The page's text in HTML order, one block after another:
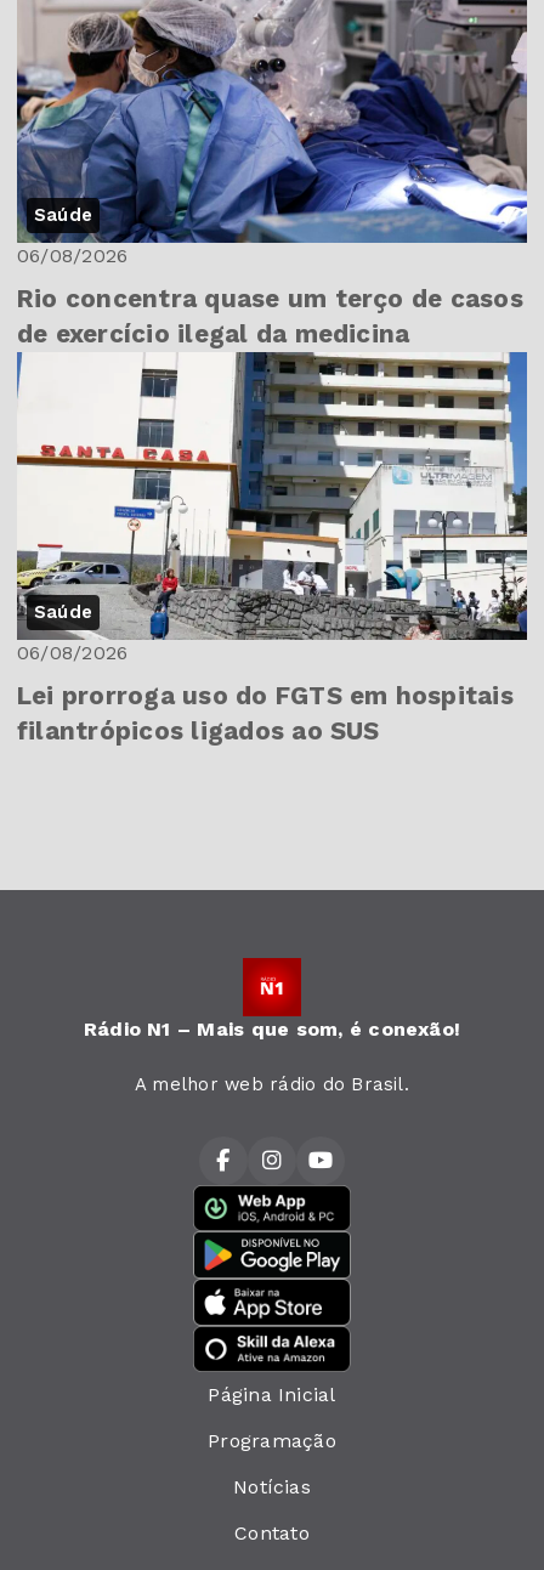
Saúde
06/08/2026
Rio concentra quase um terço de casos
de exercício ilegal da medicina
Saúde
06/08/2026
Lei prorroga uso do FGTS em hospitais
filantrópicos ligados ao SUS
Rádio N1 – Mais que som, é conexão!
A melhor web rádio do Brasil.
Página Inicial
Programação
Notícias
Contato